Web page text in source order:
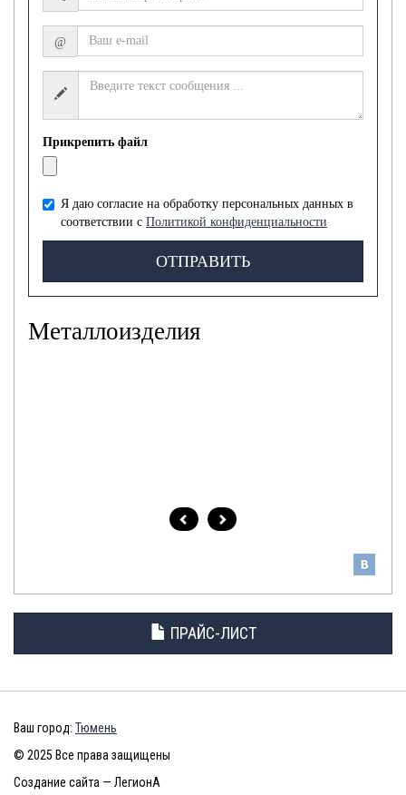
@
Прикрепить файл
Я даю согласие на обработку персональных данных в
соответствии с Политикой конфиденциальности
ОТПРАВИТЬ
Металлоизделия
ПРАЙС-ЛИСТ
Ваш город: Тюмень
© 2025 Все права защищены
Создание сайта — ЛегионА